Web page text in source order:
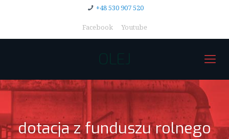
+48 530 907 520
Facebook Youtube
OLEJ
dotacja z funduszu rolnego